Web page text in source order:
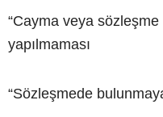
“Cayma veya
yapılmaması
“Sözleşmede